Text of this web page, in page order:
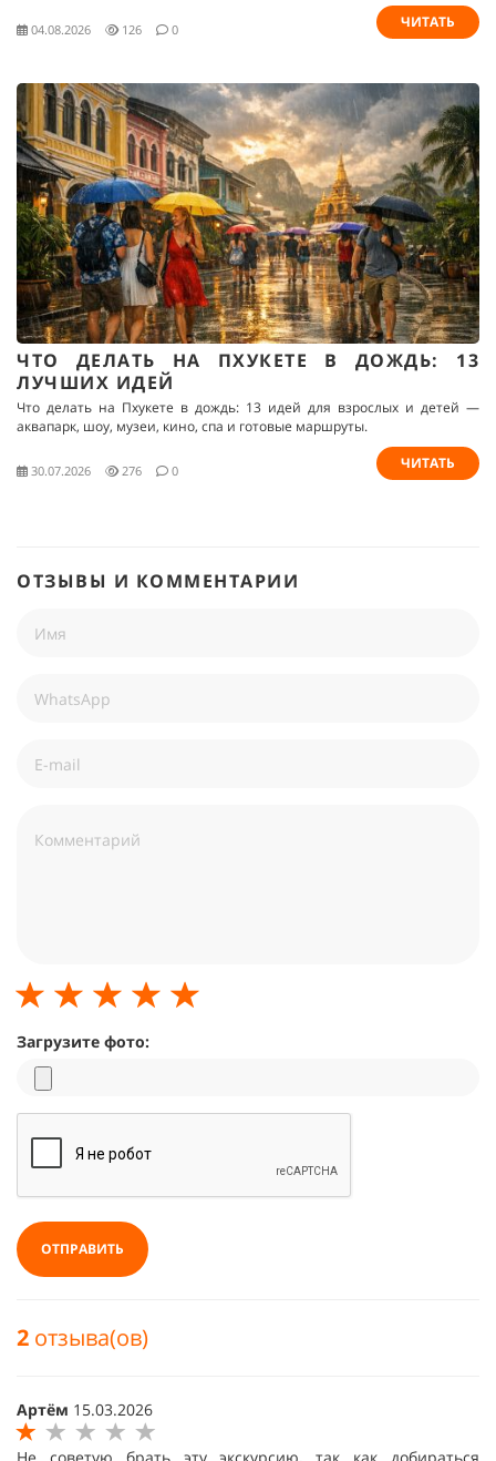
04.08.2026 126 0 ЧИТАТЬ
ЧТО ДЕЛАТЬ НА ПХУКЕТЕ В ДОЖДЬ: 13
ЛУЧШИХ ИДЕЙ
Что делать на Пхукете в дождь: 13 идей для взрослых и детей —
аквапарк, шоу, музеи, кино, спа и готовые маршруты.
30.07.2026 276 0 ЧИТАТЬ
ОТЗЫВЫ И КОММЕНТАРИИ
Загрузите фото:
ОТПРАВИТЬ
2 отзыва(ов)
Артём 15.03.2026